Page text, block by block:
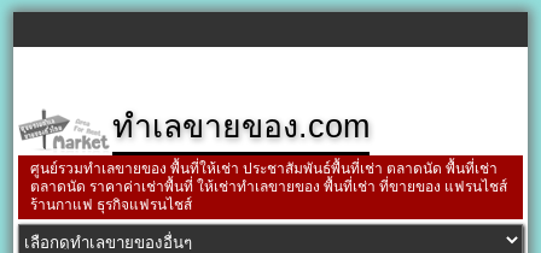
ทำเลขายของ.com
ศูนย์รวมทำเลขายของ พื้นที่ให้เช่า ประชาสัมพันธ์พื้นที่เช่า ตลาดนัด พื้นที่เช่า
ตลาดนัด ราคาค่าเช่าพื้นที่ ให้เช่าทำเลขายของ พื้นที่เช่า ที่ขายของ แฟรนไชส์
ร้านกาแฟ ธุรกิจแฟรนไชส์